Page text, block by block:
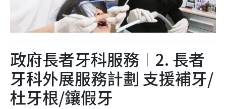
政府長者牙科服務︱2. 長者
牙科外展服務計劃 支援補牙/
杜牙根/鑲假牙